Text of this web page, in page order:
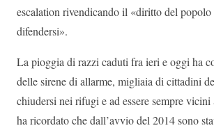
escalation rivendicando il «diritto del popolo
difendersi».
La pioggia di razzi caduti fra ieri e oggi ha
delle sirene di allarme, migliaia di cittadini
chiudersi nei rifugi e ad essere sempre
ha ricordato che dall’avvio del 2014 sono